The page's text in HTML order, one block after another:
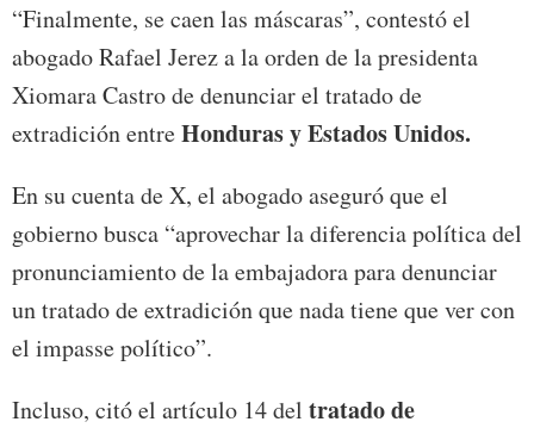
“Finalmente, se caen las máscaras”, contestó el
abogado Rafael Jerez a la orden de la presidenta
Xiomara Castro de denunciar el tratado de
extradición entreHonduras y Estados Unidos.
En su cuenta de X, el abogado aseguró que el
gobierno busca “aprovechar la diferencia política del
pronunciamiento de la embajadora para denunciar
un tratado de extradición que nada tiene que ver con
el impasse político”.
Incluso, citó el artículo 14 del tratado de